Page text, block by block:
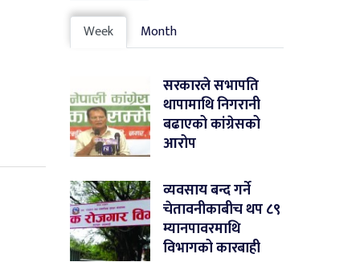
Week Month
सरकारले सभापति
थापामाथि निगरानी
बढाएको कांग्रेसको
आरोप
व्यवसाय बन्द गर्ने
चेतावनीकाबीच थप ८९
म्यानपावरमाथि
विभागको कारबाही